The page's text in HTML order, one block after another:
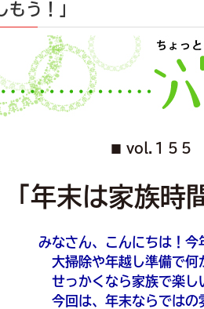
もう！」
vol.１５５
「年末は家族時
みなさん、こんにちは！今
大掃除や年越し準備で何
せっかくなら家族で楽し
今回は、年末ならではの